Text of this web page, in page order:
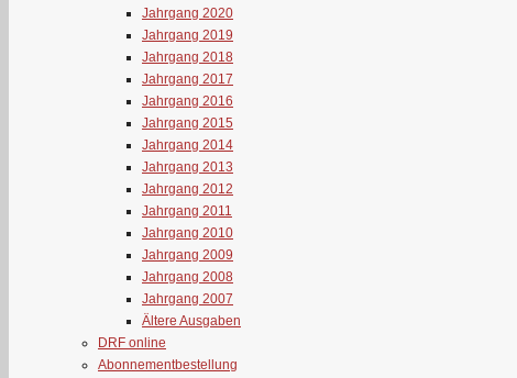
Jahrgang 2020
Jahrgang 2019
Jahrgang 2018
Jahrgang 2017
Jahrgang 2016
Jahrgang 2015
Jahrgang 2014
Jahrgang 2013
Jahrgang 2012
Jahrgang 2011
Jahrgang 2010
Jahrgang 2009
Jahrgang 2008
Jahrgang 2007
Ältere Ausgaben
DRF online
Abonnementbestellung